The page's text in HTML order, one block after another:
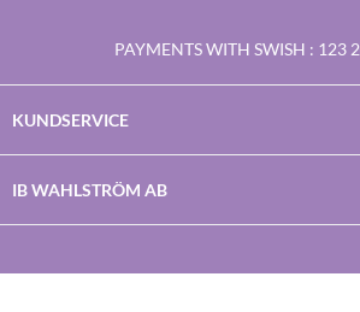
PAYMENTS WITH SWISH : 123
KUNDSERVICE
IB WAHLSTRÖM AB
Facebook
Twitter